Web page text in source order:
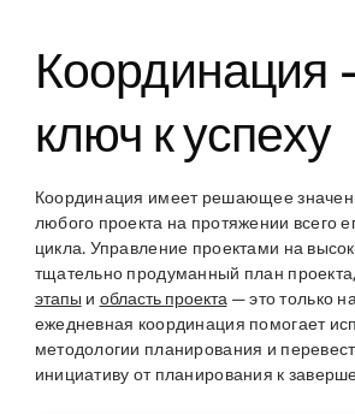
Координация
ключ к успеху
Координация имеет решающее
любого проекта на протяжении всего
цикла. Управление проектами на
тщательно продуманный план
этапы и область проекта — это только
ежедневная координация помогает
методологии планирования и
инициативу от планирования к